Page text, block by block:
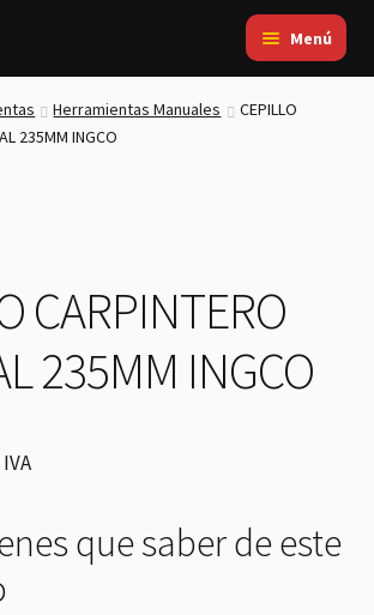
Menú
Herramientas Manuales
CEPILLO
235MM INGCO
CARPINTERO
235MM INGCO
IVA
que saber de este